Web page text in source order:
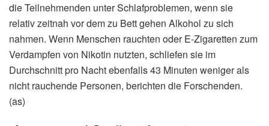
die Teilnehmenden unter Schlafproblemen, wenn sie
relativ zeitnah vor dem zu Bett gehen Alkohol zu sich
nahmen. Wenn Menschen rauchten oder E-Zigaretten zum
Verdampfen von Nikotin nutzten, schliefen sie im
Durchschnitt pro Nacht ebenfalls 43 Minuten weniger als
nicht rauchende Personen, berichten die Forschenden.
(as)